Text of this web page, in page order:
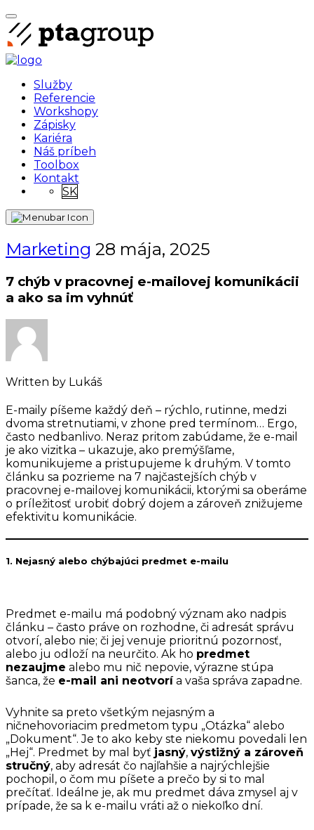
Služby
Referencie
Workshopy
Zápisky
Kariéra
Náš príbeh
Toolbox
Kontakt
SK
Marketing 28 mája, 2025
7 chýb v pracovnej e-mailovej komunikácii
a ako sa im vyhnúť
Written by Lukáš
E-maily píšeme každý deň – rýchlo, rutinne, medzi
dvoma stretnutiami, v zhone pred termínom… Ergo,
často nedbanlivo. Neraz pritom zabúdame, že e-mail
je ako vizitka – ukazuje, ako premýšľame,
komunikujeme a pristupujeme k druhým. V tomto
článku sa pozrieme na 7 najčastejších chýb v
pracovnej e-mailovej komunikácii, ktorými sa oberáme
o príležitosť urobiť dobrý dojem a zároveň znižujeme
efektivitu komunikácie.
1. Nejasný alebo chýbajúci predmet e-mailu
Predmet e-mailu má podobný význam ako nadpis
článku – často práve on rozhodne, či adresát správu
otvorí, alebo nie; či jej venuje prioritnú pozornosť,
alebo ju odloží na neurčito. Ak ho predmet
nezaujme alebo mu nič nepovie, výrazne stúpa
šanca, že e-mail ani neotvoría vaša správa zapadne.
Vyhnite sa preto všetkým nejasným a
ničnehovoriacim predmetom typu „Otázka“ alebo
„Dokument“. Je to ako keby ste niekomu povedali len
„Hej“. Predmet by mal byť jasný, výstižný a zároveň
stručný, aby adresát čo najľahšie a najrýchlejšie
pochopil, o čom mu píšete a prečo by si to mal
prečítať. Ideálne je, ak mu predmet dáva zmysel aj v
prípade, že sa k e-mailu vráti až o niekoľko dní.